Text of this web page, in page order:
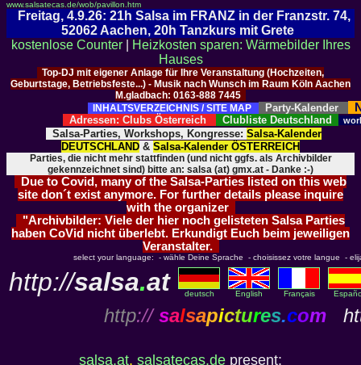
www.salsatecas.de/wob/pavillon.htm
Freitag, 4.9.26: 21h Salsa im FRANZ in der Franzstr. 74,
52062 Aachen, 20h Tanzkurs mit Grete
kostenlose Counter|
Heizkosten sparen: Wärmebilder Ihres
Hauses
Top-DJ mit eigener Anlage für Ihre Veranstaltung (Hochzeiten,
Geburtstage, Betriebsfeste...) - Musik nach Wunsch im Raum Köln Aachen
M.gladbach: 0163-888 7445
INHALTSVERZEICHNIS / SITE MAP
Party-Kalender
Adressen: Clubs Österreich Clubliste Deutschland
Salsa-Parties, Workshops, Kongresse: Salsa-Kalender
DEUTSCHLAND & Salsa-Kalender ÖSTERREICH
Parties, die nicht mehr stattfinden (und nicht ggfs. als Archivbilder
gekennzeichnet sind) bitte an: salsa (at) gmx.at - Danke :-)
Due to Covid, many of the Salsa-Parties listed on this web
site don´t exist anymore. For further details please inquire
with the organizer
"Archivbilder: Viele der hier noch gelisteten Salsa Parties
haben CoVid nicht überlebt. Erkundigt Euch beim jeweiligen
Veranstalter.
select your language: - wähle Deine Sprache - choisissez votre langue -
http://salsa.at deutsch English Français
http:// salsapictures.com
salsa.at, salsatecas.de present: